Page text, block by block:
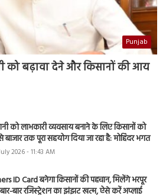
Punjab
को बढ़ावा देने और किसानों की आय
को लाभकारी व्यवसाय बनाने के लिए किसानों को
बाजार तक पूरा सहयोग दिया जा रहा है: मोहिंदर भगत
2026 - 11:43 AM
ID Card बनेगा किसानों की पहचान, मिलेंगे भरपूर
बार रजिस्ट्रेशन का झंझट खत्म, ऐसे करें अप्लाई